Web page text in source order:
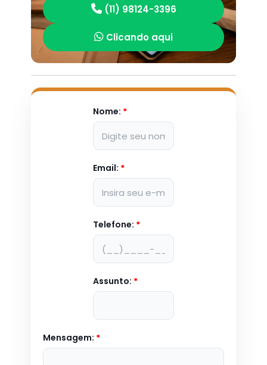
(11) 98124-3396
Clicando aqui
Nome: *
Email: *
Telefone: *
Assunto: *
Mensagem: *